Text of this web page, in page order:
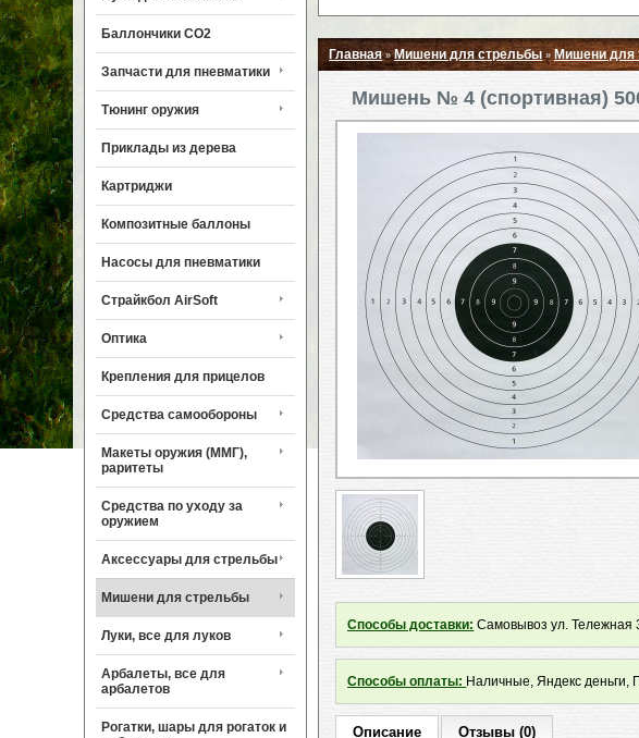
Баллончики CO2
Запчасти для пневматики
Тюнинг оружия
Приклады из дерева
Картриджи
Композитные баллоны
Насосы для пневматики
Страйкбол AirSoft
Оптика
Крепления для прицелов
Средства самообороны
Макеты оружия (ММГ),
раритеты
Средства по уходу за
оружием
Аксессуары для стрельбы
Мишени для стрельбы
Луки, все для луков
Арбалеты, все для
арбалетов
Рогатки, шары для рогаток и
Главная»Мишени для стрельбы » Мишени для
Мишень № 4 (спортивная)
Способы доставки: Самовывоз ул. Тележная
Способы оплаты: Наличные, Яндекс деньги,
Описание Отзывы (0)